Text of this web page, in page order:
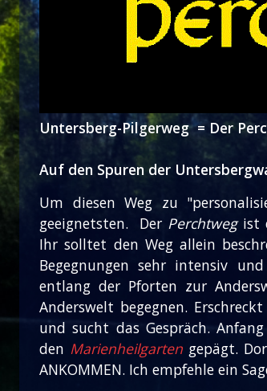
Untersberg-Pilgerweg = Der
Auf den Spuren der
Um diesen Weg zu
geeignetsten. Der Perchtwegist
Ihr solltet den Weg allein
Begegnungen sehr intensiv
entlang der Pforten zur
Anderswelt begegnen.
und sucht das Gespräch.
den Marienheilgarten gepägt.
ANKOMMEN. Ich empfehle ein